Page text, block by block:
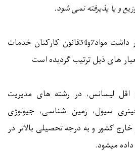
و یا پذیرفته نمی شود.
این لایحه وظایف با در نظر داشت مواد7و34قانون کارکنان خدمات
های ذیل ترتیب گردیده است
لیسانس، در رشته های مدیریت
سیول، زمین شناسی، جیولوژی
کشور و به درجه تحصیلی بالاتر در
میشود.